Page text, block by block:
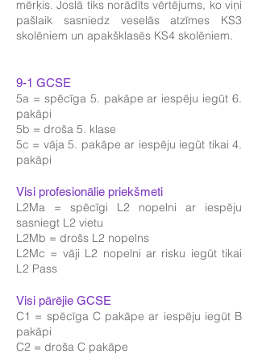
mērķis. Joslā tiks norādīts vērtējums, ko viņi
pašlaik sasniedz veselās atzīmes KS3
skolēniem un apakšklasēs KS4 skolēniem.
9-1 GCSE
5a = spēcīga 5. pakāpe ar iespēju iegūt 6.
pakāpi
5b = droša 5. klase
5c = vāja 5. pakāpe ar iespēju iegūt tikai 4.
pakāpi
Visi profesionālie priekšmeti
L2Ma = spēcīgi L2 nopelni ar iespēju
sasniegt L2 vietu
L2Mb = drošs L2 nopelns
L2Mc = vāji L2 nopelni ar risku iegūt tikai
L2 Pass
Visi pārējie GCSE
C1 = spēcīga C pakāpe ar iespēju iegūt B
pakāpi
C2 = droša C pakāpe